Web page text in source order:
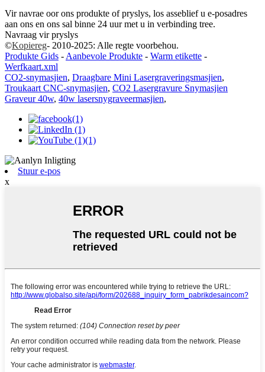
Vir navrae oor ons produkte of pryslys, los asseblief u e-posadres
aan ons en ons sal binne 24 uur met u in verbinding tree.
Navraag vir pryslys
©Kopiereg- 2010-2025: Alle regte voorbehou.
Produkte Gids -Aanbevole Produkte - Warm etikette -
Werfkaart.xml
CO2-snymasjien, Draagbare Mini Lasergraveringsmasjien,
Troukaart CNC-snymasjien, CO2 Lasergravure Snymasjien
Graveur 40w, 40w lasersnygraveermasjien,
Stuur e-pos
x